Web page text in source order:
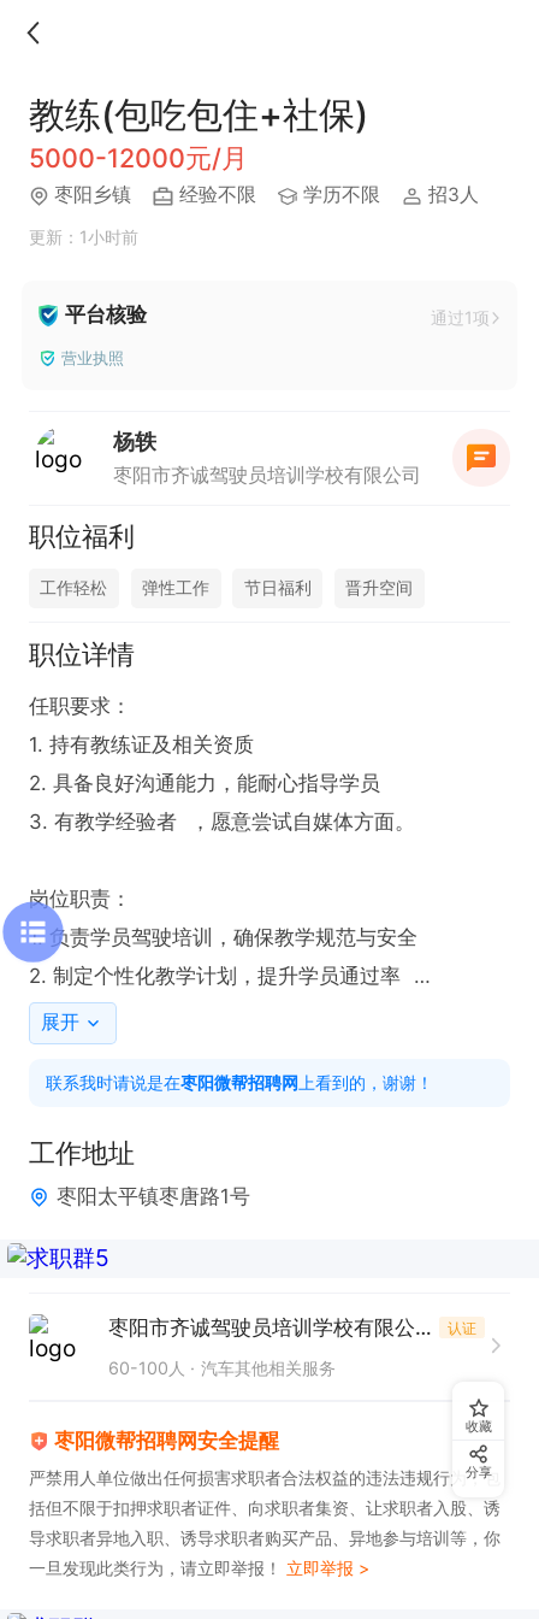
教练(包吃包住+社保)
5000-12000元/月
枣阳乡镇 经验不限 学历不限 招3人
更新：1小时前
平台核验 通过1项
营业执照
杨轶
枣阳市齐诚驾驶员培训学校有限公司
职位福利
工作轻松 弹性工作 节日福利 晋升空间
职位详情
任职要求：
1. 持有教练证及相关资质
2. 具备良好沟通能力，能耐心指导学员
3. 有教学经验者  ，愿意尝试自媒体方面。
岗位职责：
1. 负责学员驾驶培训，确保教学规范与安全
2. 制定个性化教学计划，提升学员通过率
3. 维护教学设备，保证正常教学使用
上班时间： 长白班
福利待遇：招生提成+考过提成+通行车
如果感兴趣，请投递简历后打电话联系吧！
展开
联系我时请说是在枣阳微帮招聘网 上看到的，谢谢！
工作地址
枣阳太平镇枣唐路1号
枣阳市齐诚驾驶员培训学校有限公司 认证
60-100人 汽车其他相关服务
枣阳微帮招聘网安全提醒
严禁用人单位做出任何损害求职者合法权益的违法违规行为，包
括但不限于扣押求职者证件、向求职者集资、让求职者入股、诱
导求职者异地入职、诱导求职者购买产品、异地参与培训等，你
一旦发现此类行为，请立即举报！ 立即举报 >
收藏
分享